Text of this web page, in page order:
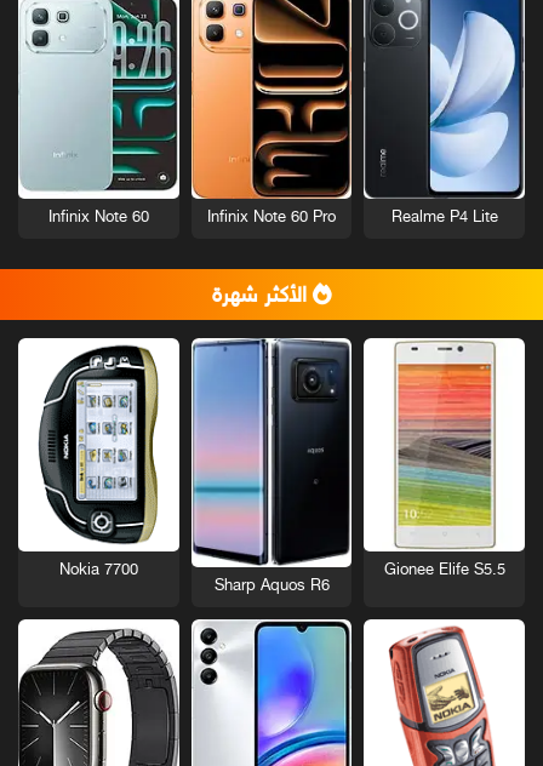
Realme P4 Lite
Infinix Note 60 Pro
Infinix Note 60
الأكثر شهرة
Gionee Elife S5.5
Sharp Aquos R6
Nokia 7700